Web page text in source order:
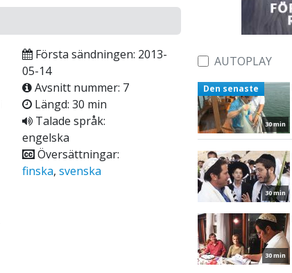
Första sändningen: 2013-
05-14
Avsnitt nummer: 7
Längd: 30 min
Talade språk:
engelska
Översättningar:
finska, svenska
AUTOPLAY
30 min
Den senaste
30 min
30 min